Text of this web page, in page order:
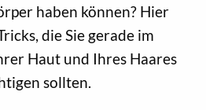
haben können? Hier
die Sie gerade im
Haut und Ihres Haares
sollten.